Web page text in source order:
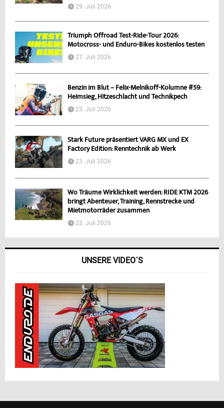
29. Juli 2026
Triumph Offroad Test-Ride-Tour 2026:
Motocross- und Enduro-Bikes kostenlos testen
27. Juli 2026
Benzin im Blut – Felix-Melnikoff-Kolumne #59:
Heimsieg, Hitzeschlacht und Technikpech
23. Juli 2026
Stark Future präsentiert VARG MX und EX
Factory Edition: Renntechnik ab Werk
23. Juli 2026
Wo Träume Wirklichkeit werden: RIDE KTM 2026
bringt Abenteuer, Training, Rennstrecke und
Mietmotorräder zusammen
23. Juli 2026
UNSERE VIDEO´S